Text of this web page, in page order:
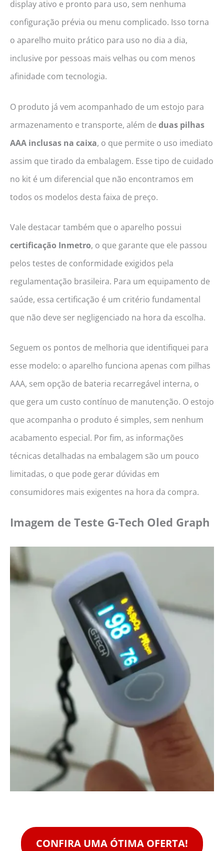
display ativo e pronto para uso, sem nenhuma
configuração prévia ou menu complicado. Isso torna
o aparelho muito prático para uso no dia a dia,
inclusive por pessoas mais velhas ou com menos
afinidade com tecnologia.
O produto já vem acompanhado de um estojo para
armazenamento e transporte, além de duas pilhas
AAA inclusas na caixa, o que permite o uso imediato
assim que tirado da embalagem. Esse tipo de cuidado
no kit é um diferencial que não encontramos em
todos os modelos desta faixa de preço.
Vale destacar também que o aparelho possui
certificação Inmetro, o que garante que ele passou
pelos testes de conformidade exigidos pela
regulamentação brasileira. Para um equipamento de
saúde, essa certificação é um critério fundamental
que não deve ser negligenciado na hora da escolha.
Seguem os pontos de melhoria que identifiquei para
esse modelo: o aparelho funciona apenas com pilhas
AAA, sem opção de bateria recarregável interna, o
que gera um custo contínuo de manutenção. O estojo
que acompanha o produto é simples, sem nenhum
acabamento especial. Por fim, as informações
técnicas detalhadas na embalagem são um pouco
limitadas, o que pode gerar dúvidas em
consumidores mais exigentes na hora da compra.
Imagem de Teste G-Tech Oled Graph
CONFIRA UMA ÓTIMA OFERTA!